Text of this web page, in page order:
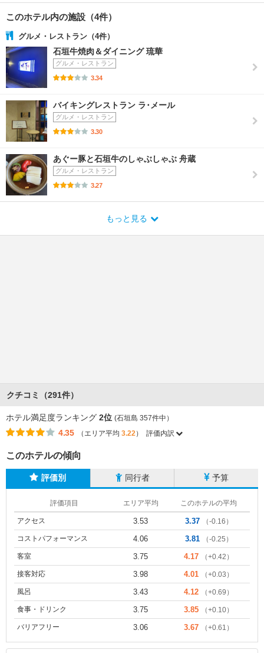
このホテル内の施設（4件）
グルメ・レストラン（4件）
石垣牛焼肉＆ダイニング 琉華
グルメ・レストラン
3.34
バイキングレストラン ラ･メール
グルメ・レストラン
3.30
あぐー豚と石垣牛のしゃぶしゃぶ 舟蔵
グルメ・レストラン
3.27
もっと見る
クチコミ（291件）
ホテル満足度ランキング 2位 (石垣島 357件中）
4.35 （エリア平均 3.22） 評価内訳
このホテルの傾向
評価別 同行者 予算
評価項目 エリア平均 このホテルの平均
アクセス 3.53 3.37 （-0.16）
コストパフォーマンス 4.06 3.81 （-0.25）
客室 3.75 4.17 （+0.42）
接客対応 3.98 4.01 （+0.03）
風呂 3.43 4.12 （+0.69）
食事・ドリンク 3.75 3.85 （+0.10）
バリアフリー 3.06 3.67 （+0.61）